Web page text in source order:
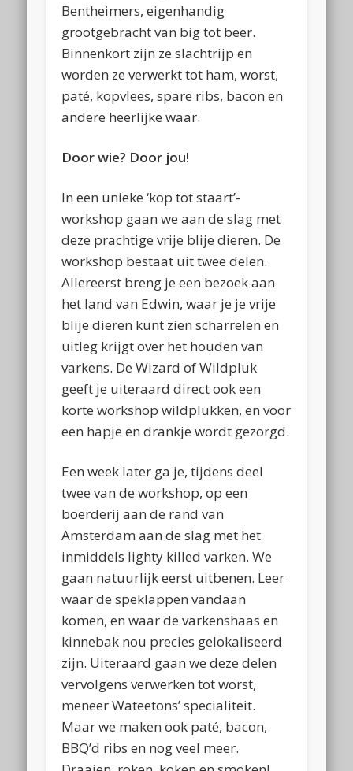
Bentheimers, eigenhandig
grootgebracht van big tot beer.
Binnenkort zijn ze slachtrijp en
worden ze verwerkt tot ham, worst,
paté, kopvlees, spare ribs, bacon en
andere heerlijke waar.
Door wie? Door jou!
In een unieke ‘kop tot staart’-
workshop gaan we aan de slag met
deze prachtige vrije blije dieren. De
workshop bestaat uit twee delen.
Allereerst breng je een bezoek aan
het land van Edwin, waar je je vrije
blije dieren kunt zien scharrelen en
uitleg krijgt over het houden van
varkens. DeWizard of Wildpluk
geeft je uiteraard direct ook een
korte workshop wildplukken, en voor
een hapje en drankje wordt gezorgd.
Een week later ga je, tijdens deel
twee van de workshop, op een
boerderij aan de rand van
Amsterdam aan de slag met het
inmiddels lighty killed varken. We
gaan natuurlijk eerst uitbenen. Leer
waar de speklappen vandaan
komen, en waar de varkenshaas en
kinnebak nou precies gelokaliseerd
zijn. Uiteraard gaan we deze delen
vervolgens verwerken tot worst,
meneer Wateetons’ specialiteit.
Maar we maken ook paté, bacon,
BBQ’d ribs en nog veel meer.